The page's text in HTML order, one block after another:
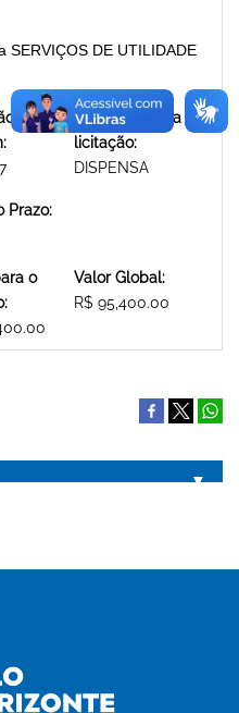
SERVIÇOS DE UTILIDADE
de
Modalidade da
licitação:
DISPENSA
Prazo:
o
Valor Global:
R$ 95,400.00